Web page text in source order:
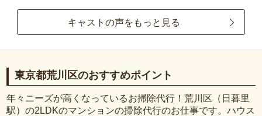
キャストの声をもっと見る
東京都荒川区のおすすめポイント
年々ニーズが高くなっているお掃除代行！荒川区（日暮里
駅）の2LDKのマンションの掃除代行のお仕事です。ハウス